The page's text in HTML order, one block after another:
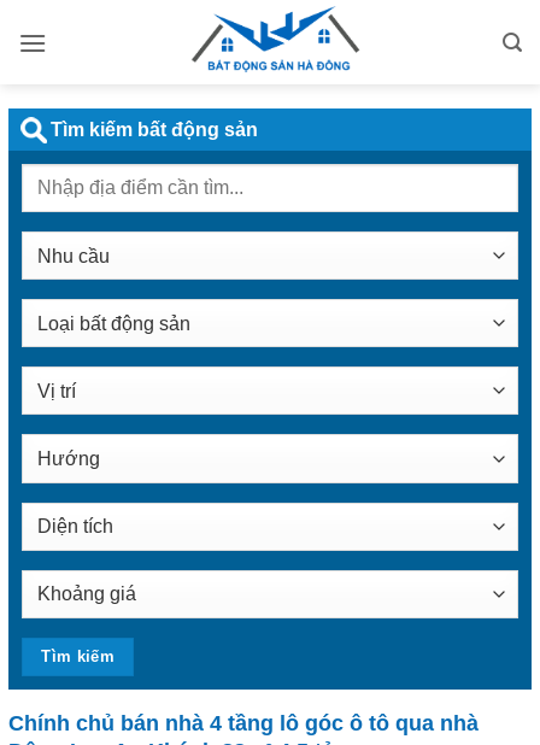
qua
dung
Chính chủ bán nhà 4 tầng lô góc ô tô qua nhà
Tìm kiếm bất động sản